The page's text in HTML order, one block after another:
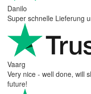
Danilo
Super schnelle Lieferung
Vaarg
Very nice - well done, will
future!